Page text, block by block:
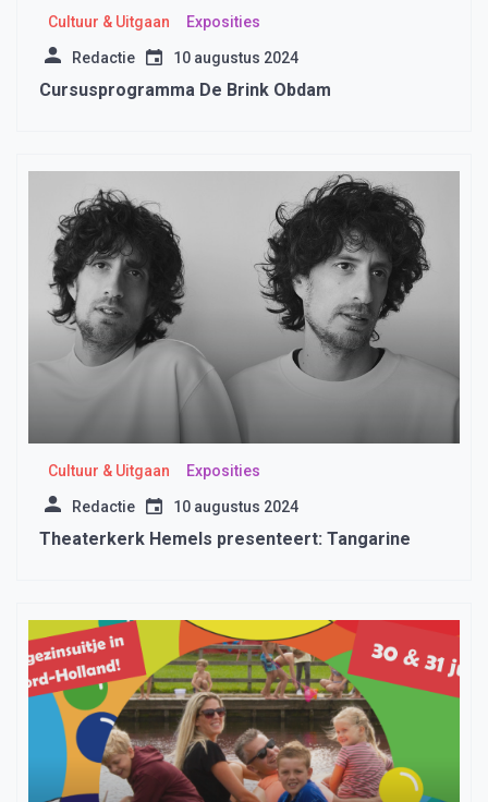
Cultuur & Uitgaan Exposities
Redactie 10 augustus 2024
Cursusprogramma De Brink Obdam
Cultuur & Uitgaan Exposities
Redactie 10 augustus 2024
Theaterkerk Hemels presenteert: Tangarine